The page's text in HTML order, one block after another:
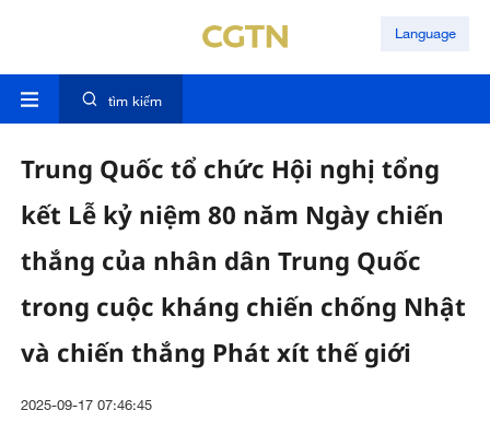
Language
tìm kiếm
Trung Quốc tổ chức Hội nghị tổng
kết Lễ kỷ niệm 80 năm Ngày chiến
thắng của nhân dân Trung Quốc
trong cuộc kháng chiến chống Nhật
và chiến thắng Phát xít thế giới
2025-09-17 07:46:45